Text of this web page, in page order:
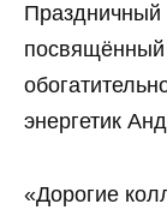
энергетик
«Дорогие